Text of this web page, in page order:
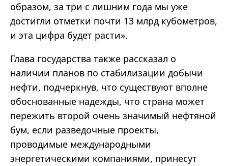
образом, за три с лишним года мы уже
достигли отметки почти 13 млрд кубометров,
и эта цифра будет расти».
Глава государства также рассказал о
наличии планов по стабилизации добычи
нефти, подчеркнув, что существуют вполне
обоснованные надежды, что страна может
пережить второй очень значимый нефтяной
бум, если разведочные проекты,
проводимые международными
энергетическими компаниями, принесут